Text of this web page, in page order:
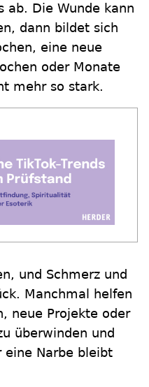
ab. Die Wunde kann
dann bildet sich
eine neue
oder Monate
mehr so stark.
und Schmerz und
Manchmal helfen
neue Projekte oder
überwinden und
eine Narbe bleibt